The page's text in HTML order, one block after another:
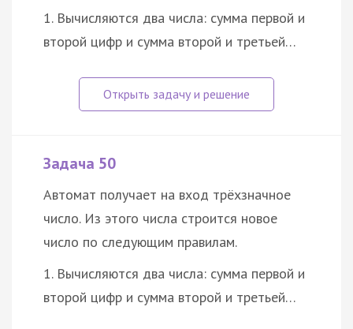
1. Вычисляются два числа: сумма первой и
второй цифр и сумма второй и третьей…
Задача 50
Автомат получает на вход трёхзначное
число. Из этого числа строится новое
число по следующим правилам.
1. Вычисляются два числа: сумма первой и
второй цифр и сумма второй и третьей…